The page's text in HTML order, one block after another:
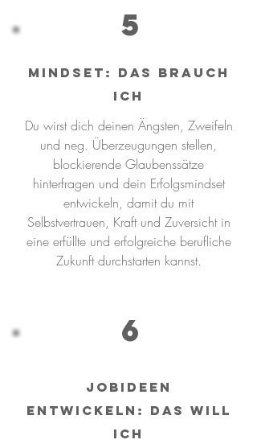
Mindset: Das Brauch
ich
Du wirst dich deinen Ängsten, Zweifeln
und neg. Überzeugungen stellen,
blockierende Glaubenssätze
hinterfragen und dein Erfolgsmindset
entwickeln, damit du mit
Selbstvertrauen, Kraft und Zuversicht in
eine erfüllte und erfolgreiche berufliche
Zukunft durchstarten kannst.
5
Jobideen
entwickeln: DAS WILL
ICH
6